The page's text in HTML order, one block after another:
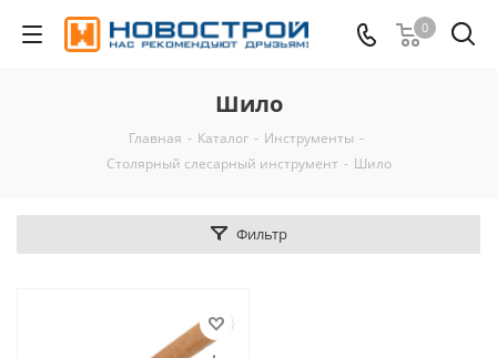
0
Шило
Главная - Каталог - Инструменты -
Столярный слесарный инструмент - Шило
Фильтр